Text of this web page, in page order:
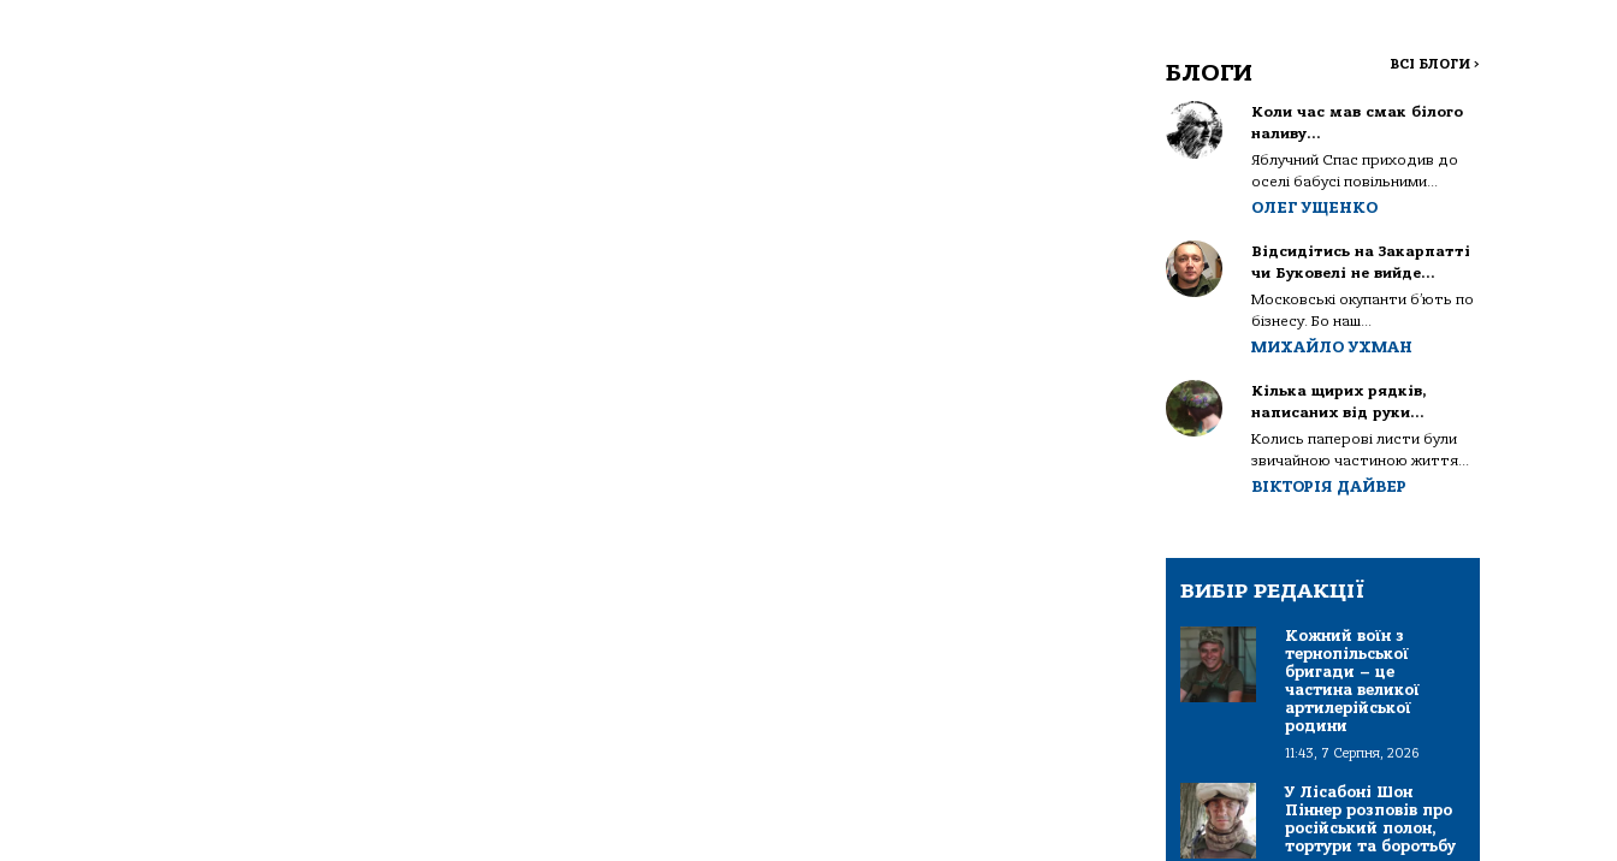
БЛОГИ ВСІ БЛОГИ >
Коли час мав смак білого
наливу…
Яблучний Спас приходив до
оселі бабусі повільними...
ОЛЕГ УЩЕНКО
Відсидітись на Закарпатті
чи Буковелі не вийде…
Московські окупанти б’ють по
бізнесу. Бо наш...
МИХАЙЛО УХМАН
Кілька щирих рядків,
написаних від руки…
Колись паперові листи були
звичайною частиною життя...
ВІКТОРІЯ ДАЙВЕР
ВИБІР РЕДАКЦІЇ
Кожний воїн з
тернопільської
бригади – це
частина великої
артилерійської
родини
11:43, 7 Серпня, 2026
У Лісабоні Шон
Піннер розповів про
російський полон,
тортури та боротьбу